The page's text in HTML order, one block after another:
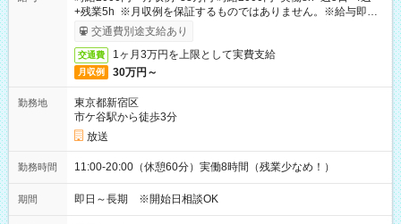
+残業5h ※月収例を保証するものではありません。※給与即受
取りサービス利用可（利用条件有）
交通費別途支給あり
交通費 1ヶ月3万円を上限として実費支給
月収例 30万円～
勤務地
東京都新宿区
市ケ谷駅から徒歩3分
放送
勤務時間 11:00-20:00（休憩60分）実働8時間（残業少なめ！）
期間 即日～長期 ※開始日相談OK